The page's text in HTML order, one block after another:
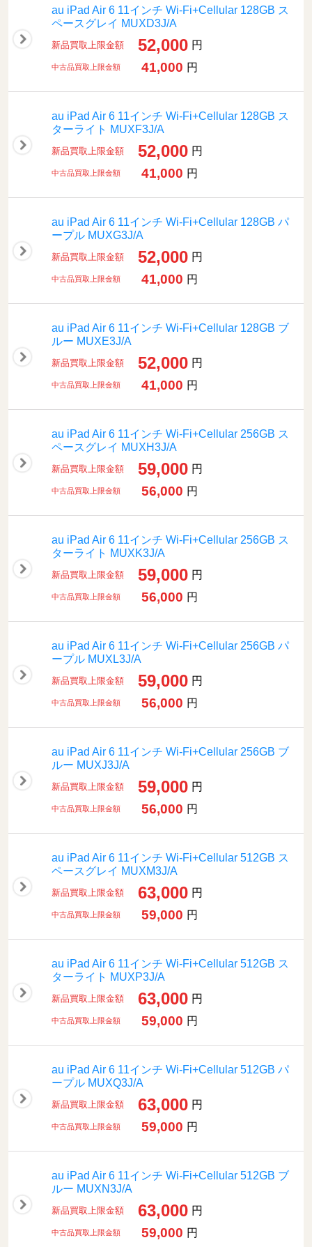
au iPad Air 6 11インチ Wi-Fi+Cellular 128GB ス
ペースグレイ MUXD3J/A
新品買取上限金額 52,000 円
中古品買取上限金額 41,000 円
au iPad Air 6 11インチ Wi-Fi+Cellular 128GB ス
ターライト MUXF3J/A
新品買取上限金額 52,000 円
中古品買取上限金額 41,000 円
au iPad Air 6 11インチ Wi-Fi+Cellular 128GB パ
ープル MUXG3J/A
新品買取上限金額 52,000 円
中古品買取上限金額 41,000 円
au iPad Air 6 11インチ Wi-Fi+Cellular 128GB ブ
ルー MUXE3J/A
新品買取上限金額 52,000 円
中古品買取上限金額 41,000 円
au iPad Air 6 11インチ Wi-Fi+Cellular 256GB ス
ペースグレイ MUXH3J/A
新品買取上限金額 59,000 円
中古品買取上限金額 56,000 円
au iPad Air 6 11インチ Wi-Fi+Cellular 256GB ス
ターライト MUXK3J/A
新品買取上限金額 59,000 円
中古品買取上限金額 56,000 円
au iPad Air 6 11インチ Wi-Fi+Cellular 256GB パ
ープル MUXL3J/A
新品買取上限金額 59,000 円
中古品買取上限金額 56,000 円
au iPad Air 6 11インチ Wi-Fi+Cellular 256GB ブ
ルー MUXJ3J/A
新品買取上限金額 59,000 円
中古品買取上限金額 56,000 円
au iPad Air 6 11インチ Wi-Fi+Cellular 512GB ス
ペースグレイ MUXM3J/A
新品買取上限金額 63,000 円
中古品買取上限金額 59,000 円
au iPad Air 6 11インチ Wi-Fi+Cellular 512GB ス
ターライト MUXP3J/A
新品買取上限金額 63,000 円
中古品買取上限金額 59,000 円
au iPad Air 6 11インチ Wi-Fi+Cellular 512GB パ
ープル MUXQ3J/A
新品買取上限金額 63,000 円
中古品買取上限金額 59,000 円
au iPad Air 6 11インチ Wi-Fi+Cellular 512GB ブ
ルー MUXN3J/A
新品買取上限金額 63,000 円
中古品買取上限金額 59,000 円